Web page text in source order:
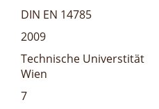
DIN EN 14785
2009
Technische Universtität
Wien
7